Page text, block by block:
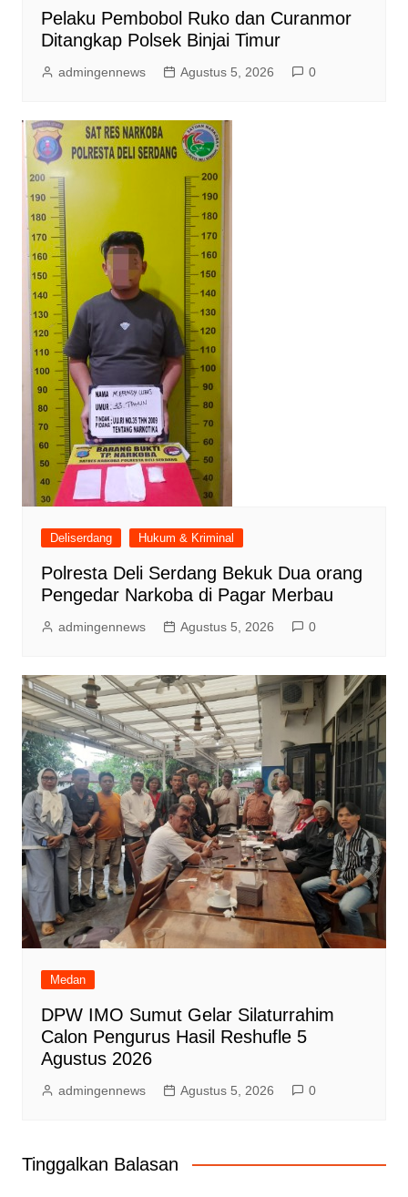
Pelaku Pembobol Ruko dan Curanmor
Ditangkap Polsek Binjai Timur
admingennews Agustus 5, 2026 0
Deliserdang Hukum & Kriminal
Polresta Deli Serdang Bekuk Dua orang
Pengedar Narkoba di Pagar Merbau
admingennews Agustus 5, 2026 0
Medan
DPW IMO Sumut Gelar Silaturrahim
Calon Pengurus Hasil Reshufle 5
Agustus 2026
admingennews Agustus 5, 2026 0
Tinggalkan Balasan